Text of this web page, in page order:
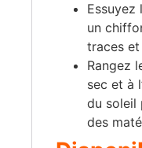
Essuyez
un
traces et
Rangez
sec et à
du soleil
des